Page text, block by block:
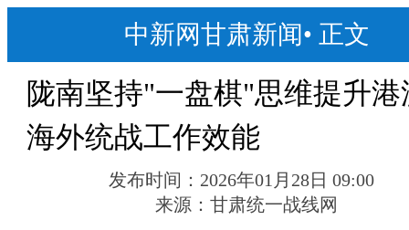
中新网甘肃新闻• 正文
陇南坚持"一盘棋"思维提升港
海外统战工作效能
发布时间： 2026年01月28日 09:00
来源： 甘肃统一战线网